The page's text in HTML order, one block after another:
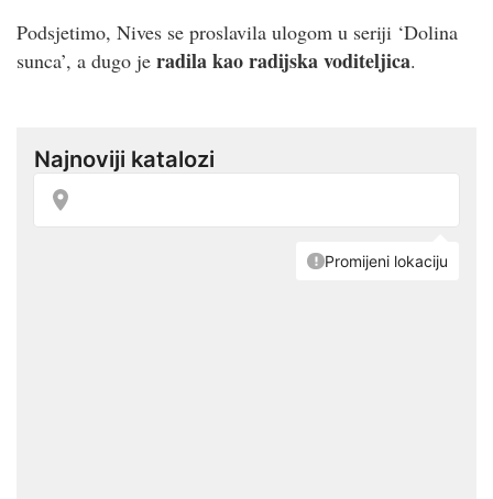
Podsjetimo, Nives se proslavila ulogom u seriji ‘Dolina
sunca’, a dugo je radila kao radijska voditeljica.